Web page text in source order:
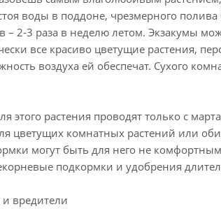
воды в поддоне, чрезмерного
– 2-3 раза в неделю летом. Экзакумы
все красиво цветущие растения,
воздуха ей обеспечат. Сухого
этого растения проводят только с
цветущих комнатных растений или
могут быть для него не
подкормки и удобрения
вредители